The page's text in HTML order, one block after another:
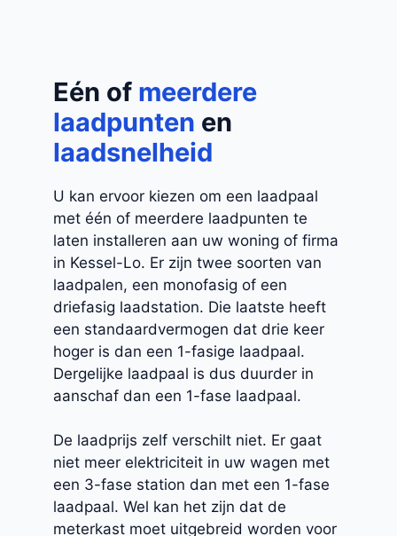
Eén of meerdere
laadpunten en
laadsnelheid
U kan ervoor kiezen om een laadpaal
met één of meerdere laadpunten te
laten installeren aan uw woning of firma
in Kessel-Lo. Er zijn twee soorten van
laadpalen, een monofasig of een
driefasig laadstation. Die laatste heeft
een standaardvermogen dat drie keer
hoger is dan een 1-fasige laadpaal.
Dergelijke laadpaal is dus duurder in
aanschaf dan een 1-fase laadpaal.
De laadprijs zelf verschilt niet. Er gaat
niet meer elektriciteit in uw wagen met
een 3-fase station dan met een 1-fase
laadpaal. Wel kan het zijn dat de
meterkast moet uitgebreid worden voor